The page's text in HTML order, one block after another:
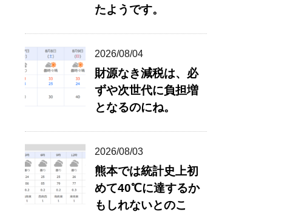
たようです。
2026/08/04
財源なき減税は、必
ずや次世代に負担増
となるのにね。
2026/08/03
熊本では統計史上初
めて40℃に達するか
もしれないとのこ